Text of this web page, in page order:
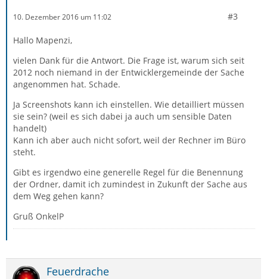
10. Dezember 2016 um 11:02 #3
Hallo Mapenzi,
vielen Dank für die Antwort. Die Frage ist, warum sich seit
2012 noch niemand in der Entwicklergemeinde der Sache
angenommen hat. Schade.
Ja Screenshots kann ich einstellen. Wie detailliert müssen
sie sein? (weil es sich dabei ja auch um sensible Daten
handelt)
Kann ich aber auch nicht sofort, weil der Rechner im Büro
steht.
Gibt es irgendwo eine generelle Regel für die Benennung
der Ordner, damit ich zumindest in Zukunft der Sache aus
dem Weg gehen kann?
Gruß OnkelP
Feuerdrache